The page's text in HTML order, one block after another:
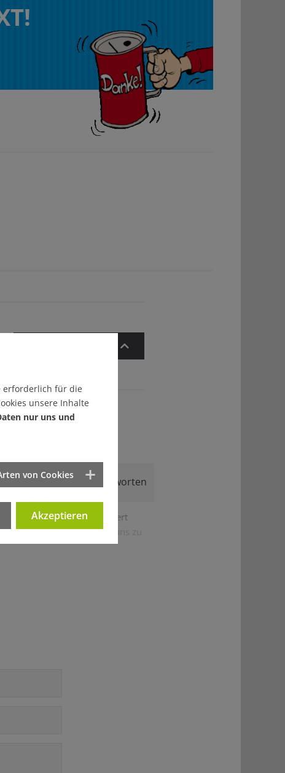
Antworten
beigetreten ist, existiert
man die NATO - ohne uns zu
erforderlich für die
unsere Inhalte
nur uns und
von Cookies
Akzeptieren